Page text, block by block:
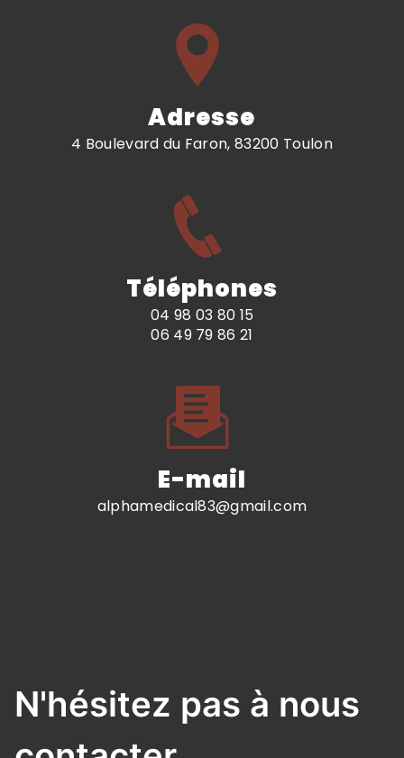
Adresse
4 Boulevard du Faron, 83200 Toulon
Téléphones
04 98 03 80 15
06 49 79 86 21
E-mail
alphamedical83@gmail.com
N'hésitez pas à nous